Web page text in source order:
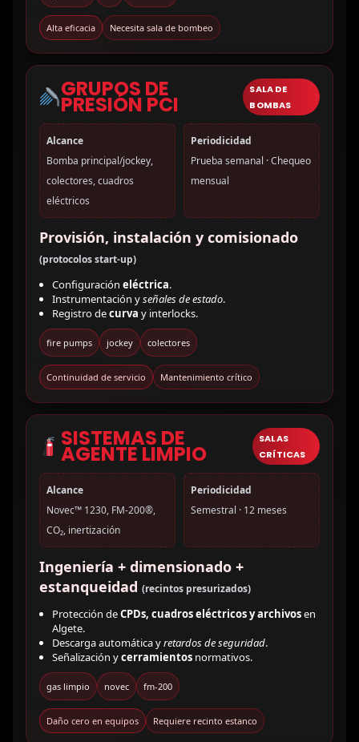
Alta eficacia Necesita sala de bombeo
GRUPOS DE
PRESIÓN PCI
SALA DE
BOMBAS
Alcance
Bomba principal/jockey,
colectores, cuadros
eléctricos
Periodicidad
Prueba semanal · Chequeo
mensual
Provisión, instalación y comisionado
(protocolos start-up)
Configuración eléctrica.
Instrumentación yseñales de estado.
Registro decurva y interlocks.
fire pumps jockey colectores
Continuidad de servicio Mantenimiento crítico
SISTEMAS DE
AGENTE LIMPIO
SALAS
CRÍTICAS
Alcance
Novec™ 1230, FM-200®,
CO₂, inertización
Periodicidad
Semestral · 12 meses
Ingeniería + dimensionado +
estanqueidad (recintos presurizados)
Protección deCPDs, cuadros eléctricos y archivosen
Algete.
Descarga automática yretardos de seguridad.
Señalización ycerramientosnormativos.
gas limpio novec fm-200
Daño cero en equipos Requiere recinto estanco